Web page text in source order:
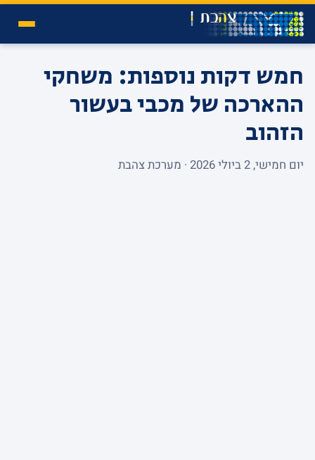
חמש דקות נוספות: משחקי
ההארכה של מכבי בעשור
הזהוב
יום חמישי, 2 ביולי 2026 · מערכת צהבת